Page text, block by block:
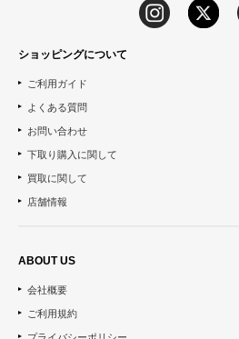
ショッピングについて
ご利用ガイド
よくある質問
お問い合わせ
下取り購入に関して
買取に関して
店舗情報
ABOUT US
会社概要
ご利用規約